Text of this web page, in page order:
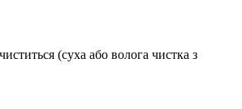
(суха або волога чистка з